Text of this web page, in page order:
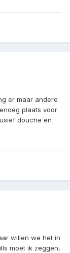
er maar andere
plaats voor
douche en
willen we het in
moet ik zeggen,